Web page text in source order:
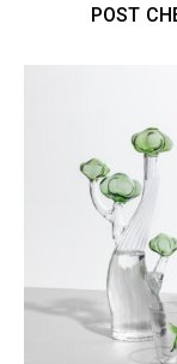
POST